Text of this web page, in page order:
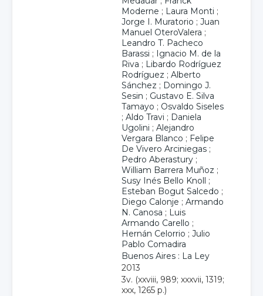
Moderne ; Laura Monti ;
Jorge I. Muratorio ; Juan
Manuel OteroValera ;
Leandro T. Pacheco
Barassi ; Ignacio M. de la
Riva ; Libardo Rodríguez
Rodríguez ; Alberto
Sánchez ; Domingo J.
Sesin ; Gustavo E. Silva
Tamayo ; Osvaldo Siseles
; Aldo Travi ; Daniela
Ugolini ; Alejandro
Vergara Blanco ; Felipe
De Vivero Arciniegas ;
Pedro Aberastury ;
William Barrera Muñoz ;
Susy Inés Bello Knoll ;
Esteban Bogut Salcedo ;
Diego Calonje ; Armando
N. Canosa ; Luis
Armando Carello ;
Hernán Celorrio ; Julio
Pablo Comadira
Buenos Aires : La Ley
2013
3v. (xxviii, 989; xxxvii, 1319;
xxx, 1265 p.)